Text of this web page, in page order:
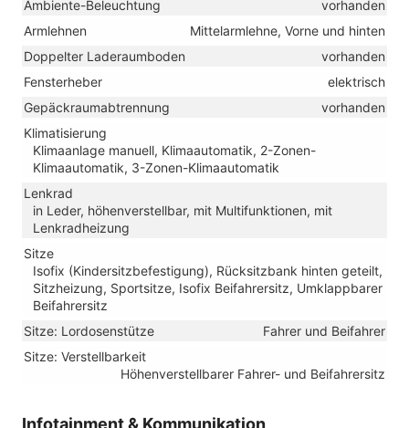
Ambiente-Beleuchtung
vorhanden
Armlehnen
Mittelarmlehne, Vorne und hinten
Doppelter Laderaumboden
vorhanden
Fensterheber
elektrisch
Gepäckraumabtrennung
vorhanden
Klimatisierung
Klimaanlage manuell, Klimaautomatik, 2-Zonen-
Klimaautomatik, 3-Zonen-Klimaautomatik
Lenkrad
in Leder, höhenverstellbar, mit Multifunktionen, mit
Lenkradheizung
Sitze
Isofix (Kindersitzbefestigung), Rücksitzbank hinten geteilt,
Sitzheizung, Sportsitze, Isofix Beifahrersitz, Umklappbarer
Beifahrersitz
Sitze: Lordosenstütze
Fahrer und Beifahrer
Sitze: Verstellbarkeit
Höhenverstellbarer Fahrer- und Beifahrersitz
Infotainment & Kommunikation